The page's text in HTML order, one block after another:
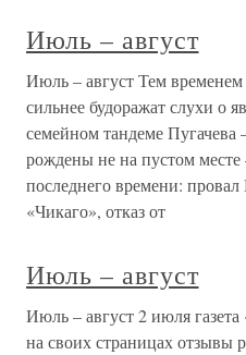
Июль – август
Июль – август Тем временем
сильнее будоражат слухи о
семейном тандеме
рождены не на пустом
последнего времени:
«Чикаго», отказ от
Июль – август
Июль – август 2 июля
на своих страницах отзывы